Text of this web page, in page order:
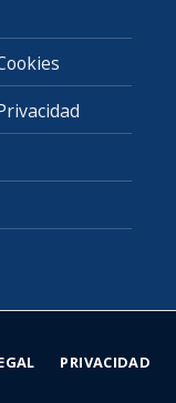
PRIVACIDAD